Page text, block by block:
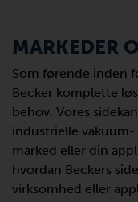
MARKEDER
Som førende inden
Becker komplette
behov. Vores
industrielle
marked eller din
hvordan Beckers
virksomhed eller